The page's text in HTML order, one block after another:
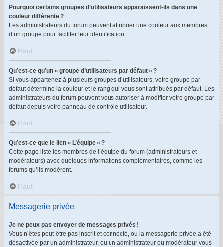
Pourquoi certains groupes d’utilisateurs apparaissent-ils dans une
couleur différente ?
Les administrateurs du forum peuvent attribuer une couleur aux membres
d’un groupe pour faciliter leur identification.
Haut
Qu’est-ce qu’un « groupe d’utilisateurs par défaut » ?
Si vous appartenez à plusieurs groupes d’utilisateurs, votre groupe par
défaut détermine la couleur et le rang qui vous sont attribués par défaut. Les
administrateurs du forum peuvent vous autoriser à modifier votre groupe par
défaut depuis votre panneau de contrôle utilisateur.
Haut
Qu’est-ce que le lien « L’équipe » ?
Cette page liste les membres de l’équipe du forum (administrateurs et
modérateurs) avec quelques informations complémentaires, comme les
forums qu’ils modèrent.
Haut
Messagerie privée
Je ne peux pas envoyer de messages privés !
Vous n’êtes peut-être pas inscrit et connecté, ou la messagerie privée a été
désactivée par un administrateur, ou un administrateur ou modérateur vous